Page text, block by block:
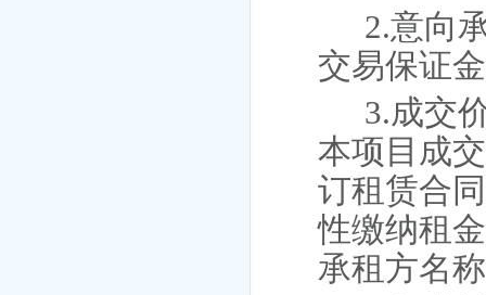
2.意向
交易保证
3.成交
本项目成
订租赁合
性缴纳租
承租方名